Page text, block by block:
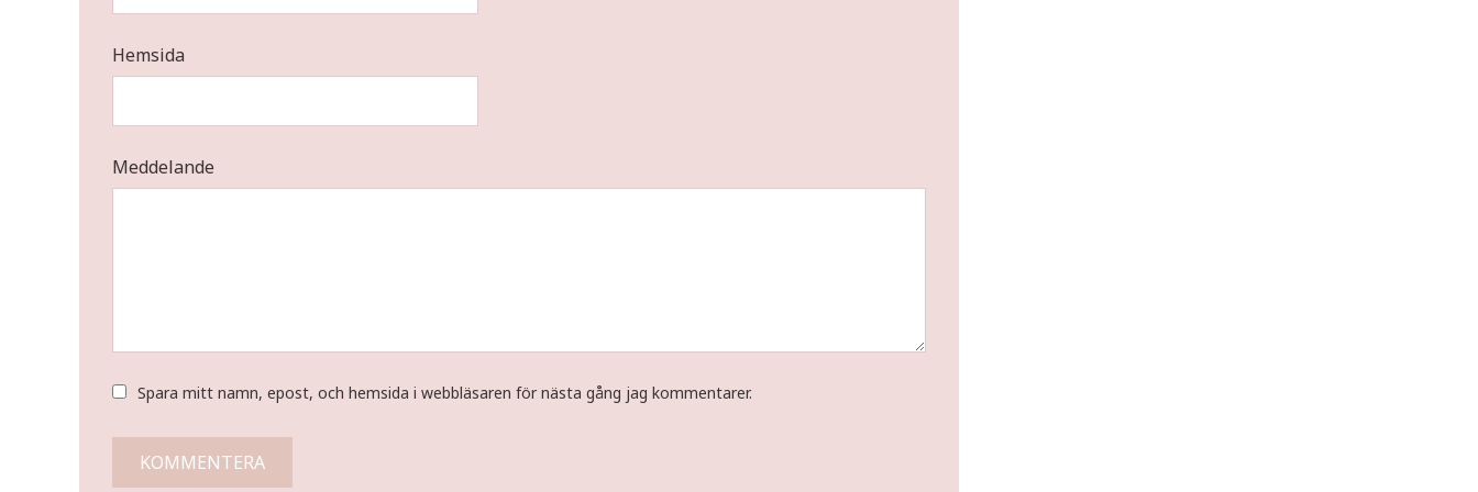
Hemsida
Meddelande
Spara mitt namn, epost, och hemsida i webbläsaren för nästa gång jag kommentarer.